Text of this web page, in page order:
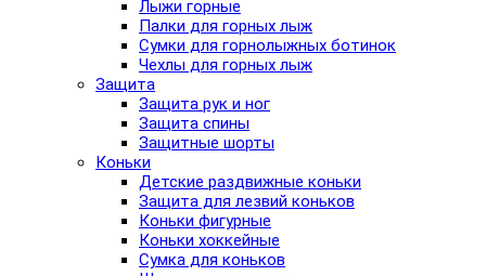
Лыжи горные
Палки для горных лыж
Сумки для горнолыжных ботинок
Чехлы для горных лыж
Защита
Защита рук и ног
Защита спины
Защитные шорты
Коньки
Детские раздвижные коньки
Защита для лезвий коньков
Коньки фигурные
Коньки хоккейные
Сумка для коньков